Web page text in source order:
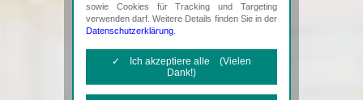
sowie Cookies für Tracking und Targeting
verwenden darf. Weitere Details finden Sie in der
Datenschutzerklärung
✓ Ich akzeptiere alle (Vielen
Dank!)